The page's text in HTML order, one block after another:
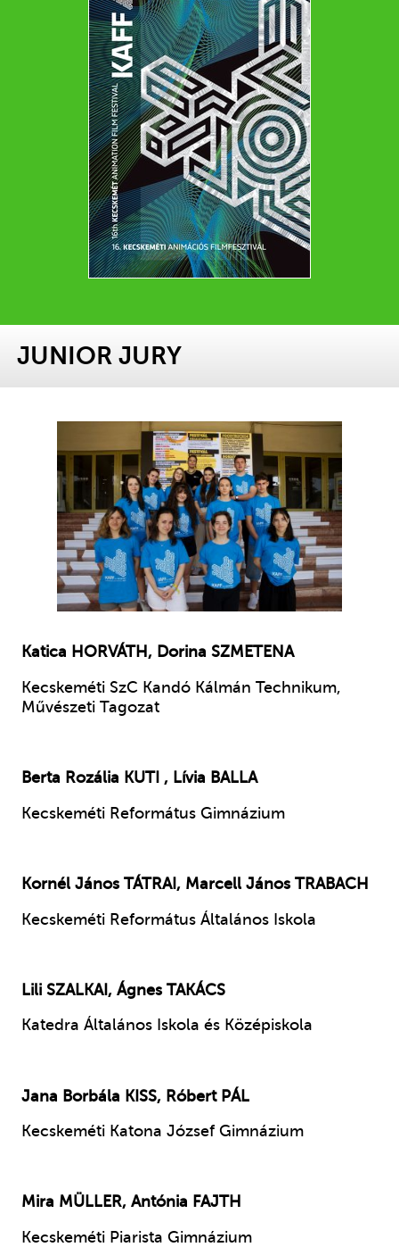
JUNIOR JURY
Katica HORVÁTH , Dorina SZMETENA
Kecskeméti SzC Kandó Kálmán Technikum,
Művészeti Tagozat
Berta Rozália KUTI , Lívia BALLA
Kecskeméti Református Gimnázium
Kornél János TÁTRAI, Marcell János TRABACH
Kecskeméti Református Általános Iskola
Lili SZALKAI, Ágnes TAKÁCS
Katedra Általános Iskola és Középiskola
Jana Borbála KISS, Róbert PÁL
Kecskeméti Katona József Gimnázium
Mira MÜLLER, Antónia FAJTH
Kecskeméti Piarista Gimnázium